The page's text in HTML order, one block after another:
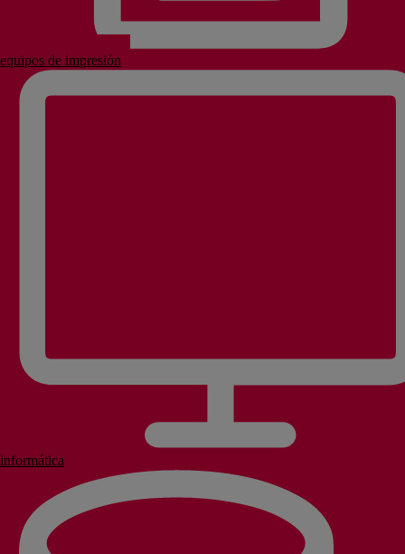
equipos de impresión
informática